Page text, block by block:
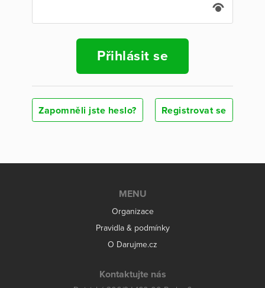
Přihlásit se
Zapomněli jste heslo? Registrovat se
MENU
Organizace
Pravidla & podmínky
O Darujme.cz
Kontaktujte nás